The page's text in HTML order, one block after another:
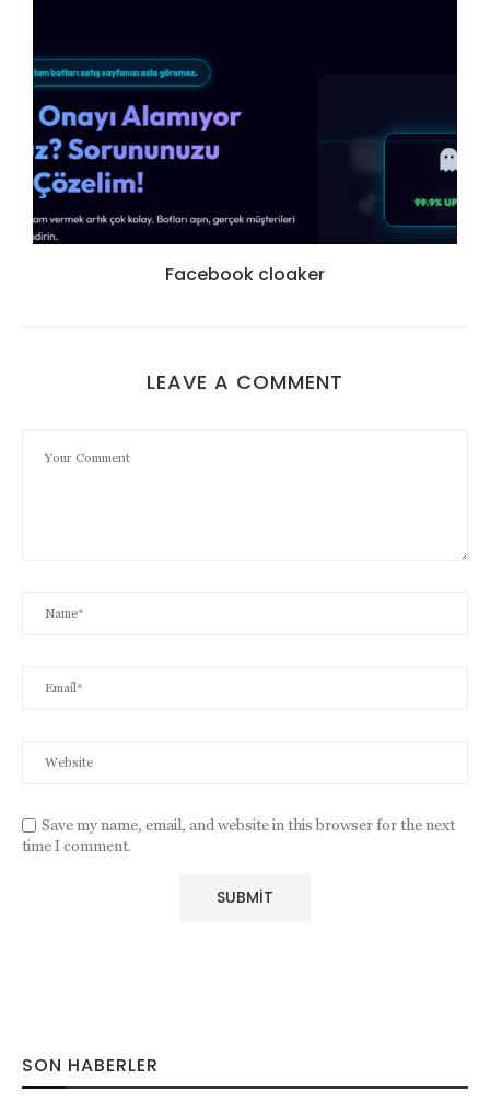
Facebook cloaker
LEAVE A COMMENT
Save my name, email, and website in this browser for the next
time I comment.
SON HABERLER